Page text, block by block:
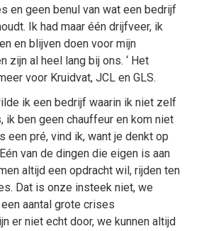
en geen benul van wat een bedrijf
Ik had maar één drijfveer, ik
en blijven doen voor mijn
zijn al heel lang bij ons. ‘ Het
voor Kruidvat, JCL en GLS.
ik een bedrijf waarin ik niet zelf
ik ben geen chauffeur en kom niet
een pré, vind ik, want je denkt op
van de dingen die eigen is aan
altijd een opdracht wil, rijden ten
Dat is onze insteek niet, we
aantal grote crises
er niet echt door, we kunnen altijd